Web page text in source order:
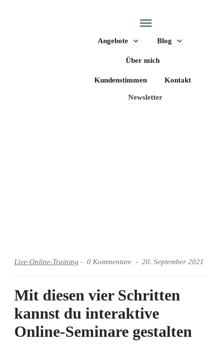
Angebote Blog
Über mich
Kundenstimmen Kontakt
Newsletter
Live-Online-Training - 0 Kommentare - 20. September 2021
Mit diesen vier Schritten
kannst du interaktive
Online-Seminare gestalten